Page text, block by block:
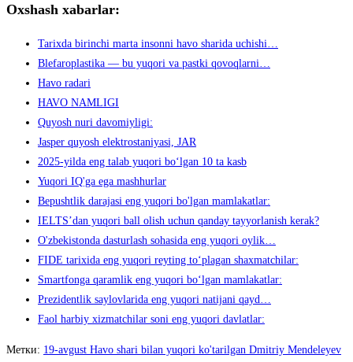
Oxshash xabarlar:
Tarixda birinchi marta insonni havo sharida uchishi…
Blefaroplastika — bu yuqori va pastki qovoqlarni…
Havo radari
HAVO NAMLIGI
Quyosh nuri davomiyligi:
Jasper quyosh elektrostaniyasi, JAR
2025-yilda eng talab yuqori bo‘lgan 10 ta kasb
Yuqori IQ'ga ega mashhurlar
Bepushtlik darajasi eng yuqori bo'lgan mamlakatlar:
IELTS’dan yuqori ball olish uchun qanday tayyorlanish kerak?
O'zbekistonda dasturlash sohasida eng yuqori oylik…
FIDE tarixida eng yuqori reyting toʻplagan shaxmatchilar:
Smartfonga qaramlik eng yuqori bo‘lgan mamlakatlar:
Prezidentlik saylovlarida eng yuqori natijani qayd…
Faol harbiy xizmatchilar soni eng yuqori davlatlar:
Метки: 19-аvgust Havo shari bilan yuqori ko'tarilgan Dmitriy Mendeleyev